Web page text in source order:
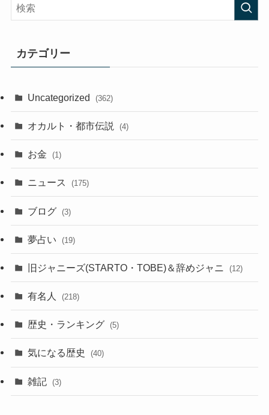
カテゴリー
Uncategorized (362)
オカルト・都市伝説 (4)
お金 (1)
ニュース (175)
ブログ (3)
夢占い (19)
旧ジャニーズ(STARTO・TOBE)＆辞めジャニ (12)
有名人 (218)
歴史・ランキング (5)
気になる歴史 (40)
雑記 (3)